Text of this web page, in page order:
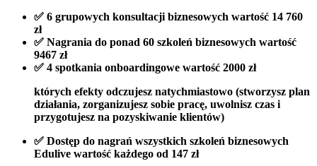
✅ 6 grupowych konsultacji biznesowych wartość 14 760
zł
✅ Nagrania do ponad 60 szkoleń biznesowych wartość
9467 zł
✅ 4 spotkania onboardingowe wartość 2000 zł
których efekty odczujesz natychmiastowo (stworzysz plan
działania, zorganizujesz sobie pracę, uwolnisz czas i
przygotujesz na pozyskiwanie klientów)
✅ Dostęp do nagrań wszystkich szkoleń biznesowych
Edulive wartość każdego od 147 zł